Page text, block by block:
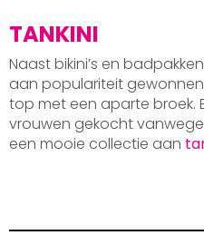
TANKINI
Naast bikini’s en
aan populariteit
top met een aparte broek.
vrouwen gekocht
een mooie collectie aan